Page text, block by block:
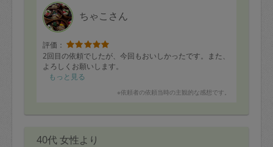
ちゃこさん
評価：
2回目の依頼でしたが、今回もおいしかったです。また、
よろしくお願いします。
もっと見る
※依頼者の依頼当時の主観的な感想です。
40代 女性より